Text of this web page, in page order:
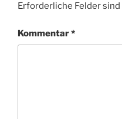
Erforderliche Felder
Kommentar*